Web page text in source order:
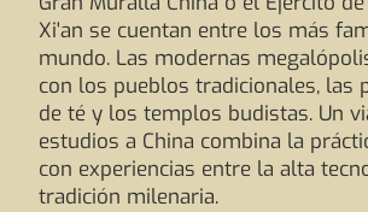
Xi'an se cuentan entre los más
mundo. Las modernas
con los pueblos tradicionales, las
de té y los templos budistas. Un
estudios a China combina la
con experiencias entre la alta
tradición milenaria.